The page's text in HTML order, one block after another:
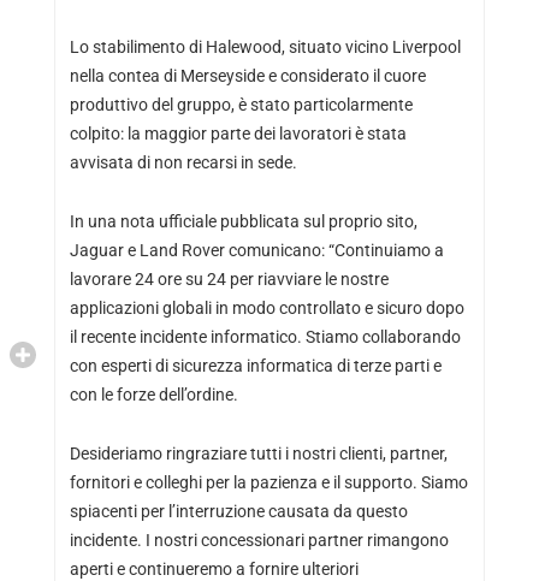
Lo stabilimento di Halewood, situato vicino Liverpool
nella contea di Merseyside e considerato il cuore
produttivo del gruppo, è stato particolarmente
colpito: la maggior parte dei lavoratori è stata
avvisata di non recarsi in sede.
In una nota ufficiale pubblicata sul proprio sito,
Jaguar e Land Rover comunicano: “Continuiamo a
lavorare 24 ore su 24 per riavviare le nostre
applicazioni globali in modo controllato e sicuro dopo
il recente incidente informatico. Stiamo collaborando
con esperti di sicurezza informatica di terze parti e
con le forze dell’ordine.
Desideriamo ringraziare tutti i nostri clienti, partner,
fornitori e colleghi per la pazienza e il supporto. Siamo
spiacenti per l’interruzione causata da questo
incidente. I nostri concessionari partner rimangono
aperti e continueremo a fornire ulteriori